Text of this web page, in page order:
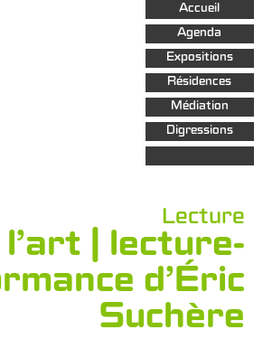
Aller au
contenu
principal
Accueil
Agenda
Expositions
Résidences
Médiation
Digressions
Lecture
| lecture-
d’Éric
Suchère